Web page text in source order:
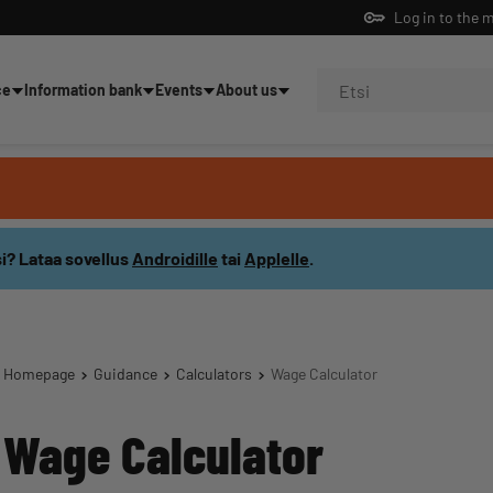
Log in to the
Information bank Events About us
Lataa sovellus Androidille tai Applelle.
Homepage Guidance Calculators Wage Calculator
Wage Calculator